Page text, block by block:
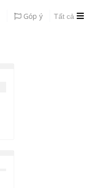
Góp ý Tất cả